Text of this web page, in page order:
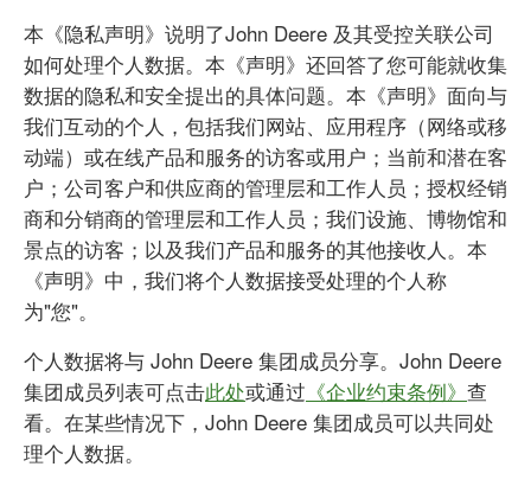
本《隐私声明》说明了John Deere 及其受控关联公司
如何处理个人数据。本《声明》还回答了您可能就收集
数据的隐私和安全提出的具体问题。本《声明》面向与
我们互动的个人，包括我们网站、应用程序（网络或移
动端）或在线产品和服务的访客或用户；当前和潜在客
户；公司客户和供应商的管理层和工作人员；授权经销
商和分销商的管理层和工作人员；我们设施、博物馆和
景点的访客；以及我们产品和服务的其他接收人。本
《声明》中，我们将个人数据接受处理的个人称
为"您"。
个人数据将与 John Deere 集团成员分享。John Deere
集团成员列表可点击此处或通过 《企业约束条例》 查
看。在某些情况下，John Deere 集团成员可以共同处
理个人数据。